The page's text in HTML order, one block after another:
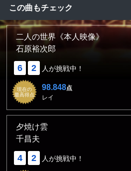
この曲もチェック
二人の世界《本人映像》
石原裕次郎
6 2 人が挑戦中！
現在の
最高得点
98.848点
レイ
夕焼け雲
千昌夫
4 2 人が挑戦中！